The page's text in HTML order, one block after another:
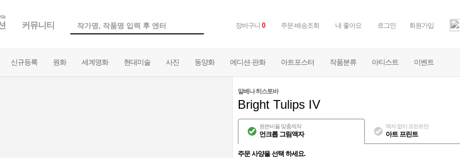
커뮤니티 장바구니 0 주문·배송조회 내 좋아요 로그인 회원가입
신규등록 원화 세계명화 현대미술 사진 동양화 에디션·판화 아트포스터 작품분류 아티스트 이벤트
알베나 히스토바
Bright Tulips IV
원본비율 맞춤제작
언크롭 그림액자
액자 없이 프린트만
아트 프린트
주문 사양을 선택 하세요.